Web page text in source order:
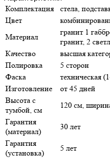
Комплектация
стела,
Цвет
Материал
гранит 1
гранит, 2
Качество
высшая
Полировка
5 сторон
Фаска
техническая
Изготовление
от 45 дней
Высота с
тумбой, см
120 см,
Гарантия
(материал)
30 лет
Гарантия
(установка)
5 лет